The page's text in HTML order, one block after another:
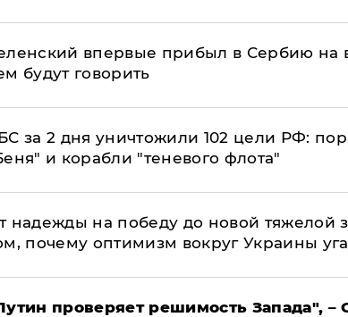
впервые прибыл в Сербию на
будут говорить
за 2 дня уничтожили 102 цели РФ:
и корабли "теневого флота"
надежды на победу до новой тяжелой
почему оптимизм вокруг Украины
проверяет решимость Запада", –